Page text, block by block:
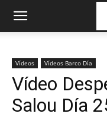
Vídeos Vídeos Barco Día
Vídeo
Salou Día